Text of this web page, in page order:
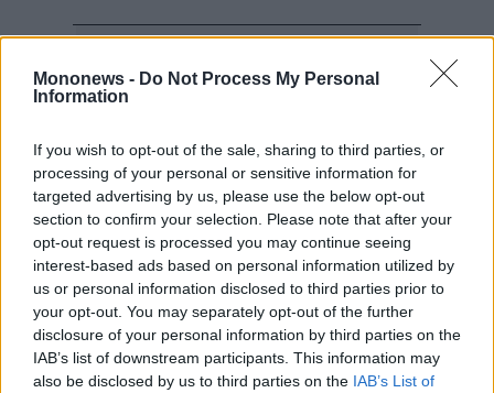
Mononews - Do Not Process My Personal
Information
If you wish to opt-out of the sale, sharing to third parties, or
processing of your personal or sensitive information for
targeted advertising by us, please use the below opt-out
section to confirm your selection. Please note that after your
opt-out request is processed you may continue seeing
interest-based ads based on personal information utilized by
us or personal information disclosed to third parties prior to
your opt-out. You may separately opt-out of the further
disclosure of your personal information by third parties on the
IAB’s list of downstream participants. This information may
also be disclosed by us to third parties on the IAB’s List of